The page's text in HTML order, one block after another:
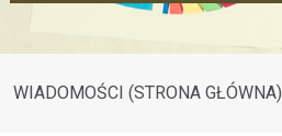
WIADOMOŚCI (STRONA GŁÓWNA)